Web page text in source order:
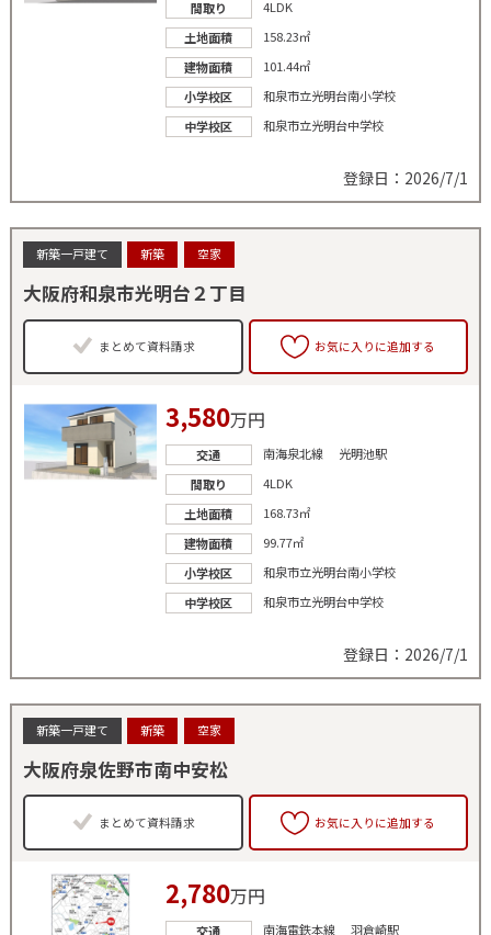
間取り
4LDK
土地面積
158.23㎡
建物面積
101.44㎡
小学校区
和泉市立光明台南小学校
中学校区
和泉市立光明台中学校
登録日：2026/7/1
新築一戸建て 新築 空家
大阪府和泉市光明台２丁目
まとめて資料請求 お気に入りに追加する
3,580万円
交通
南海泉北線 光明池駅
間取り
4LDK
土地面積
168.73㎡
建物面積
99.77㎡
小学校区
和泉市立光明台南小学校
中学校区
和泉市立光明台中学校
登録日：2026/7/1
新築一戸建て 新築 空家
大阪府泉佐野市南中安松
まとめて資料請求 お気に入りに追加する
2,780万円
交通 南海電鉄本線 羽倉崎駅